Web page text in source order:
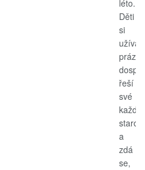
léto.
Děti
si
užívají
řeší
své
a
zdá
se,